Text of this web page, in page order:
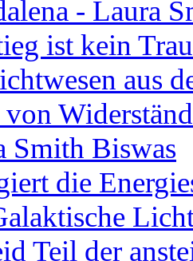
- Laura
ist kein
aus
Smith Biswas
die
Teil der